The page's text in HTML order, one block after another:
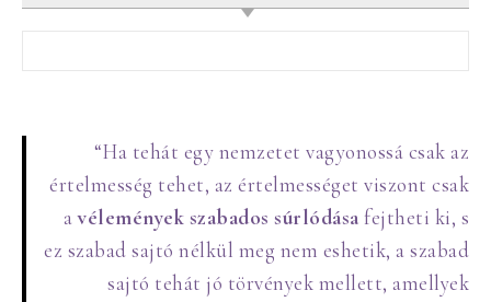
“Ha tehát egy nemzetet vagyonossá csak az
értelmesség tehet, az értelmességet viszont csak
avélemények szabados súrlódása fejtheti ki, s
ez szabad sajtó nélkül meg nem eshetik, a szabad
sajtó tehát jó törvények mellett, amellyek